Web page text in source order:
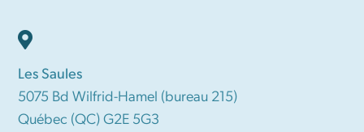
Les Saules
5075 Bd Wilfrid-Hamel (bureau 215)
Québec (QC) G2E 5G3